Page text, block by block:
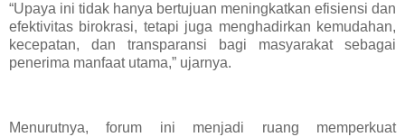
“Upaya ini tidak hanya bertujuan meningkatkan efisiensi dan
efektivitas birokrasi, tetapi juga menghadirkan kemudahan,
kecepatan, dan transparansi bagi masyarakat sebagai
penerima manfaat utama,” ujarnya.
Menurutnya, forum ini menjadi ruang memperkuat